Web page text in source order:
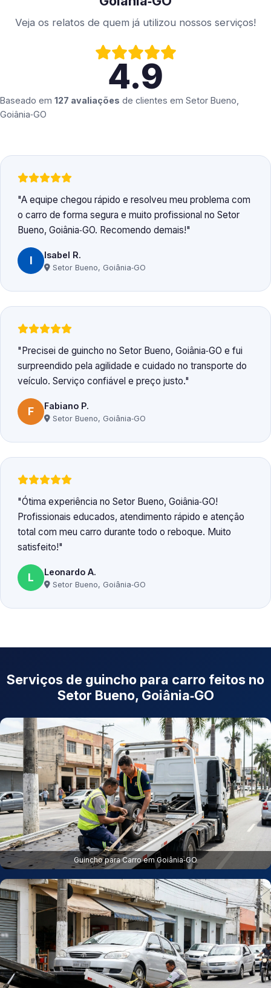
Veja os relatos de quem já utilizou nossos serviços!
4.9
Baseado em 127 avaliações de clientes em Setor Bueno,
Goiânia‑GO
A equipe chegou rápido e resolveu meu problema com
o carro de forma segura e muito profissional no Setor
Bueno, Goiânia‑GO. Recomendo demais!
I Isabel R.
Setor Bueno, Goiânia‑GO
Precisei de guincho no Setor Bueno, Goiânia‑GO e fui
surpreendido pela agilidade e cuidado no transporte do
veículo. Serviço confiável e preço justo.
F Fabiano P.
Setor Bueno, Goiânia‑GO
Ótima experiência no Setor Bueno, Goiânia‑GO!
Profissionais educados, atendimento rápido e atenção
total com meu carro durante todo o reboque. Muito
satisfeito!
L Leonardo A.
Setor Bueno, Goiânia‑GO
Serviços de guincho para carro feitos no
Setor Bueno, Goiânia‑GO
Guincho para Carro em Goiânia‑GO